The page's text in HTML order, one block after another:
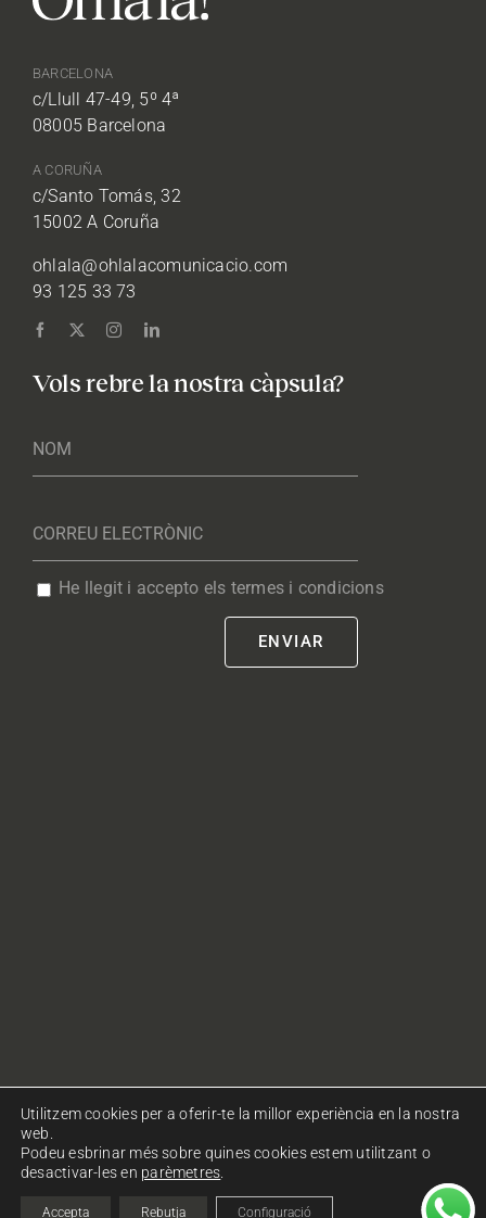
BARCELONA
c/Llull 47-49, 5º 4ª
08005 Barcelona
A CORUÑA
c/Santo Tomás, 32
15002 A Coruña
ohlala@ohlalacomunicacio.com
93 125 33 73
Vols rebre la nostra càpsula?
He llegit i accepto els termes i condicions
reservats.
Política de privacitat|Política de cookies
Utilitzem cookies per a oferir-te la millor experiència en la nostra
web.
Podeu esbrinar més sobre quines cookies estem utilitzant o
desactivar-les en parèmetres
Accepta Rebutja Configuració